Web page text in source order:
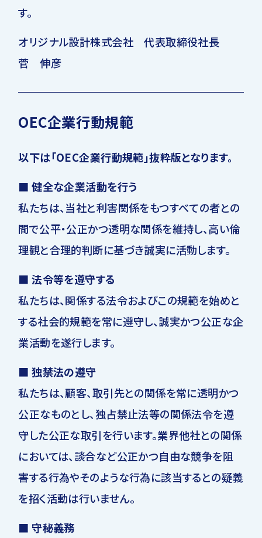
す。
オリジナル設計株式会社 代表取締役社長
菅 伸彦
OEC企業行動規範
以下は「OEC企業行動規範」抜粋版となります。
■ 健全な企業活動を行う
私たちは、当社と利害関係をもつすべての者との
間で公平・公正かつ透明な関係を維持し、高い倫
理観と合理的判断に基づき誠実に活動します。
■ 法令等を遵守する
私たちは、関係する法令およびこの規範を始めと
する社会的規範を常に遵守し、誠実かつ公正な企
業活動を遂行します。
■ 独禁法の遵守
私たちは、顧客、取引先との関係を常に透明かつ
公正なものとし、独占禁止法等の関係法令を遵
守した公正な取引を行います。業界他社との関係
においては、談合など公正かつ自由な競争を阻
害する行為やそのような行為に該当するとの疑義
を招く活動は行いません。
■ 守秘義務